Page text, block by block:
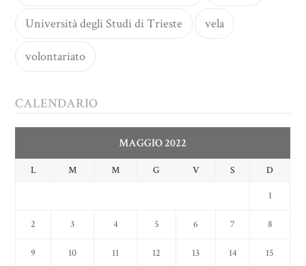
Università degli Studi di Trieste vela
volontariato
CALENDARIO
MAGGIO 2022
L M M G V S D
1
2 3 4 5 6 7 8
9 10 11 12 13 14 15